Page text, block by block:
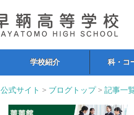
学校紹介 科・コ
公式サイト > ブログトップ>記事一